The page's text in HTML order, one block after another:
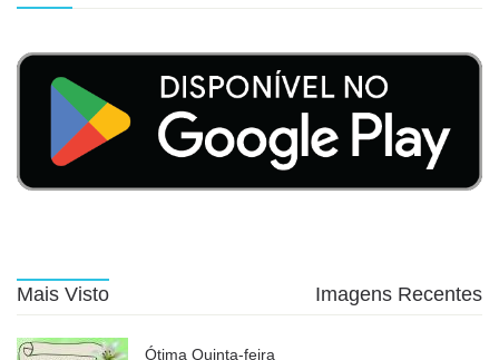
Mais Visto Imagens Recentes
Ótima Quinta-feira